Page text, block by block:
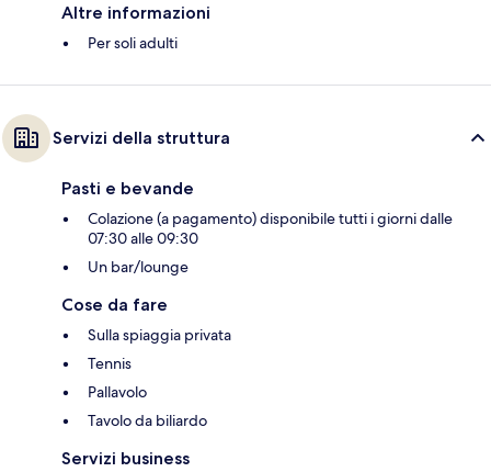
Altre informazioni
Per soli adulti
Servizi della struttura
Pasti e bevande
Colazione (a pagamento) disponibile tutti i giorni dalle
07:30 alle 09:30
Un bar/lounge
Cose da fare
Sulla spiaggia privata
Tennis
Pallavolo
Tavolo da biliardo
Servizi business